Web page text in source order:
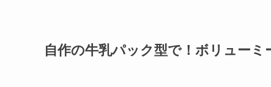
自作の牛乳パック型で！ボリュー